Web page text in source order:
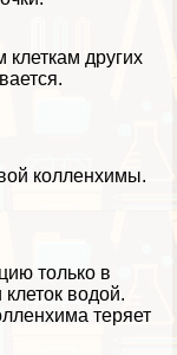
клеткам других
колленхимы.
только в
водой.
теряет